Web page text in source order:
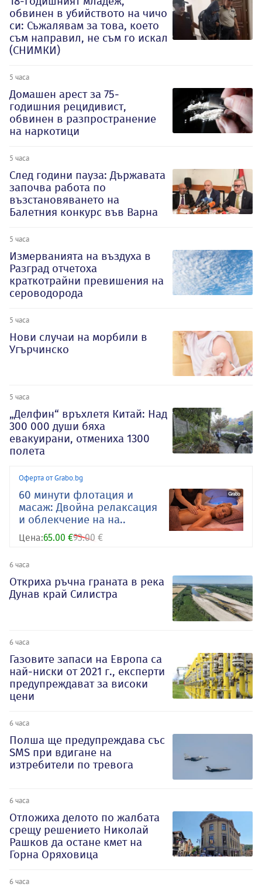
обвинен в убийството на чичо
си: Съжалявам за това, което
съм направил, не съм го искал
(СНИМКИ)
5 часа
Домашен арест за 75-
годишния рецидивист,
обвинен в разпространение
на наркотици
5 часа
След години пауза: Държавата
започва работа по
възстановяването на
Балетния конкурс във Варна
5 часа
Измерванията на въздуха в
Разград отчетоха
краткотрайни превишения на
сероводорода
5 часа
Нови случаи на морбили в
Угърчинско
5 часа
„Делфин“ връхлетя Китай: Над
300 000 души бяха
евакуирани, отмениха 1300
полета
Оферта от Grabo.bg
60 минути флотация и
масаж: Двойна релаксация
и облекчение на на..
Цена:65.00 €93.00 €
6 часа
Откриха ръчна граната в река
Дунав край Силистра
6 часа
Газовите запаси на Европа са
най-ниски от 2021 г., експерти
предупреждават за високи
цени
6 часа
Полша ще предупреждава със
SMS при вдигане на
изтребители по тревога
6 часа
Отложиха делото по жалбата
срещу решението Николай
Рашков да остане кмет на
Горна Оряховица
6 часа